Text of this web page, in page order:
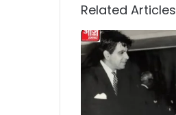
Related Articles